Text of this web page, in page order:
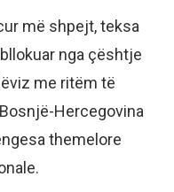
më shpejt, teksa
nga çështje
me ritëm të
Hercegovina
themelore